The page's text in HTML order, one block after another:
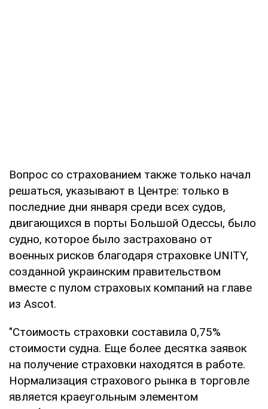
Вопрос со страхованием также только начал
решаться, указывают в Центре: только в
последние дни января среди всех судов,
двигающихся в порты Большой Одессы, было
судно, которое было застраховано от
военных рисков благодаря страховке UNITY,
созданной украинским правительством
вместе с пулом страховых компаний на главе
из Ascot.
"Стоимость страховки составила 0,75%
стоимости судна. Еще более десятка заявок
на получение страховки находятся в работе.
Нормализация страхового рынка в торговле
является краеугольным элементом